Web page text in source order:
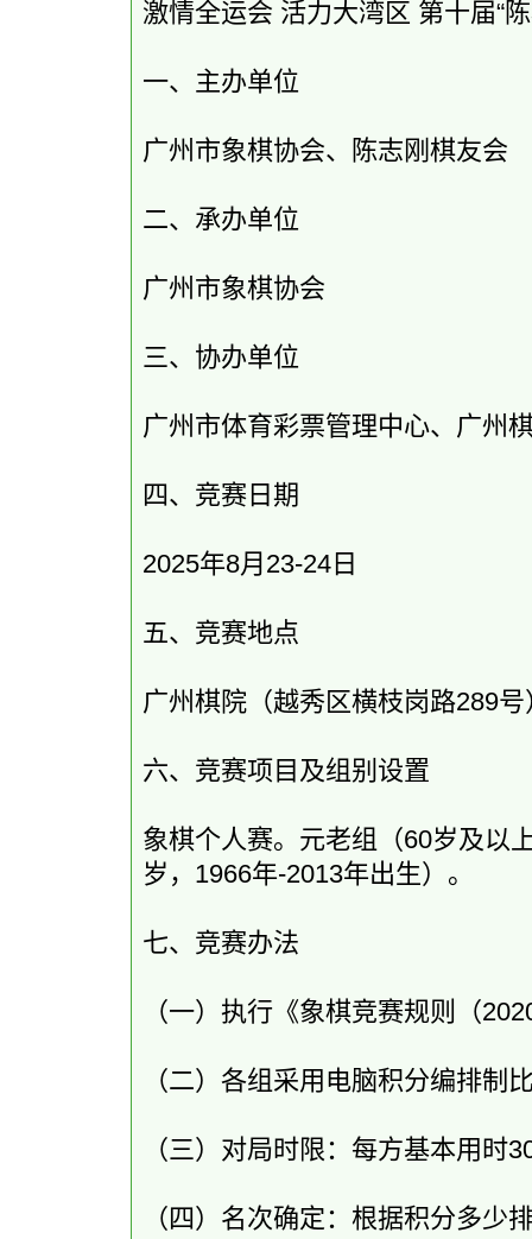
激情全运会 活力大湾区 第十届“
一、主办单位
广州市象棋协会、陈志刚棋友会
二、承办单位
广州市象棋协会
三、协办单位
广州市体育彩票管理中心、广州
四、竞赛日期
2025年8月23-24日
五、竞赛地点
广州棋院（越秀区横枝岗路289号
六、竞赛项目及组别设置
象棋个人赛。元老组（60岁及以
岁，1966年-2013年出生）。
七、竞赛办法
（一）执行《象棋竞赛规则（
（二）各组采用电脑积分编排制
（三）对局时限：每方基本用时
（四）名次确定：根据积分多少